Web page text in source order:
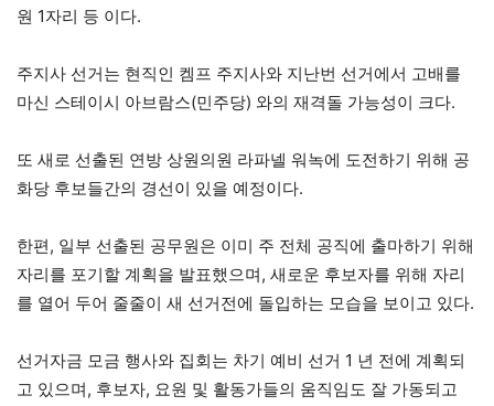
원 1자리 등 이다.
주지사 선거는 현직인 켐프 주지사와 지난번 선거에서 고배를
마신 스테이시 아브람스(민주당) 와의 재격돌 가능성이 크다.
또 새로 선출된 연방 상원의원 라파넬 워녹에 도전하기 위해 공
화당 후보들간의 경선이 있을 예정이다.
한편, 일부 선출된 공무원은 이미 주 전체 공직에 출마하기 위해
자리를 포기할 계획을 발표했으며, 새로운 후보자를 위해 자리
를 열어 두어 줄줄이 새 선거전에 돌입하는 모습을 보이고 있다.
선거자금 모금 행사와 집회는 차기 예비 선거 1 년 전에 계획되
고 있으며, 후보자, 요원 및 활동가들의 움직임도 잘 가동되고